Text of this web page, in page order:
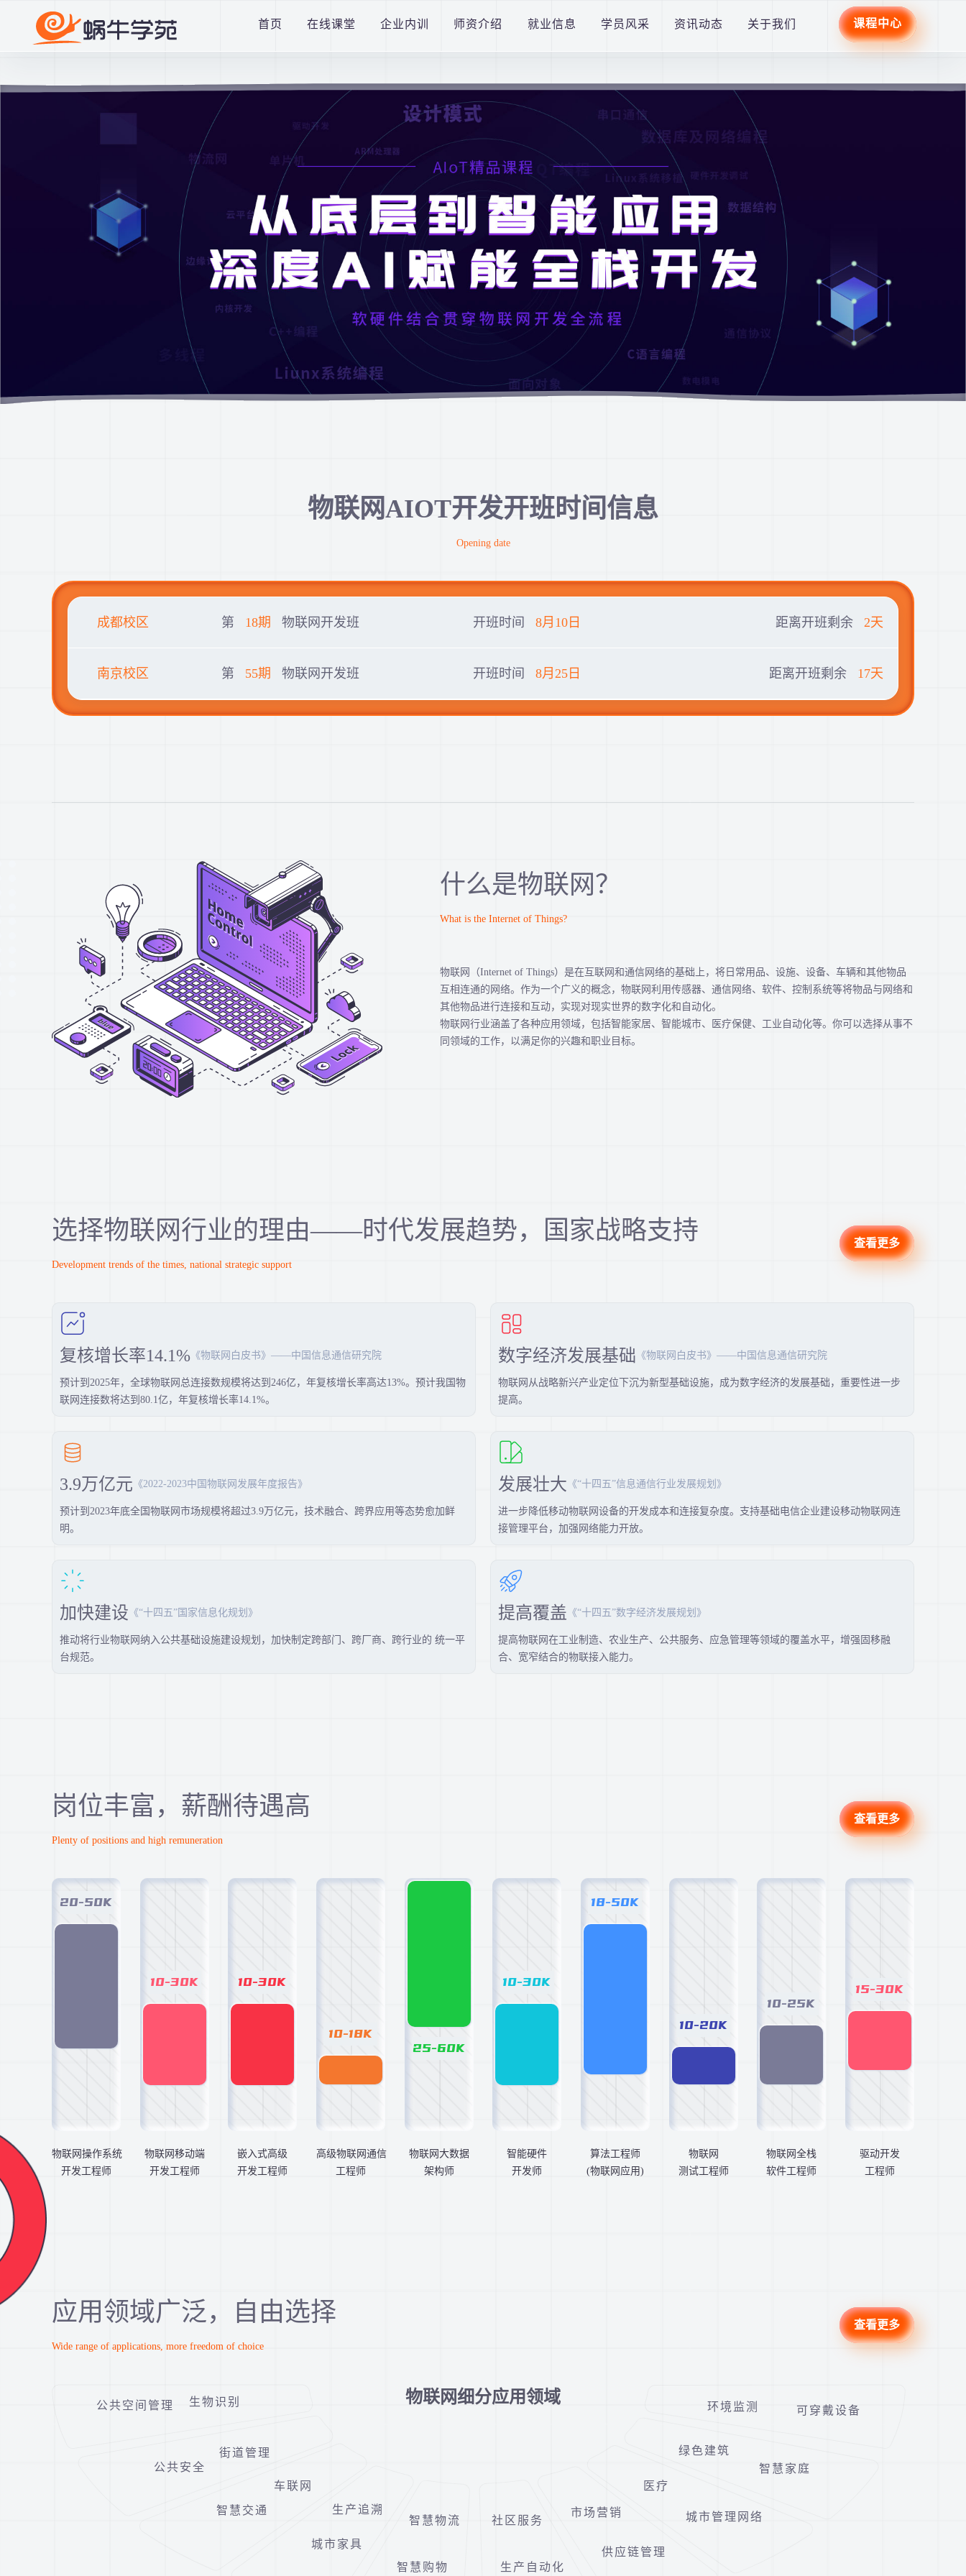
尊敬的学员：近期有不法分子冒用“蜗牛学苑”名义骚扰用户。我司声明：每位学员仅一位专属老师对接，绝不泄露信息。请认准官网（www.woniuxy.cn）及客服电话
课程中心
关于我们
资讯动态
学员风采
就业信息
师资介绍
企业内训
在线课堂
首页
物联网AIOT开发开班时间信息
Opening date
成都校区 第 18期 物联网开发班 开班时间 8月10日 距离开班剩余 2天
南京校区 第 55期 物联网开发班 开班时间 8月25日 距离开班剩余 17天
什么是物联网？
What is the Internet of Things?
物联网（Internet of Things）是在互联网和通信网络的基础上，将日常用品、设施、设备、车辆和其他物品
互相连通的网络。作为一个广义的概念，物联网利用传感器、通信网络、软件、控制系统等将物品与网络和
其他物品进行连接和互动，实现对现实世界的数字化和自动化。
物联网行业涵盖了各种应用领域，包括智能家居、智能城市、医疗保健、工业自动化等。你可以选择从事不
同领域的工作，以满足你的兴趣和职业目标。
选择物联网行业的理由——时代发展趋势，国家战略支持
Development trends of the times, national strategic support
查看更多
复核增长率14.1% 《物联网白皮书》——中国信息通信研究院
预计到2025年，全球物联网总连接数规模将达到246亿，年复核增长率高达13%。预计我国物
联网连接数将达到80.1亿，年复核增长率14.1%。
数字经济发展基础 《物联网白皮书》——中国信息通信研究院
物联网从战略新兴产业定位下沉为新型基础设施，成为数字经济的发展基础，重要性进一步
提高。
3.9万亿元 《2022-2023中国物联网发展年度报告》
预计到2023年底全国物联网市场规模将超过3.9万亿元，技术融合、跨界应用等态势愈加鲜
明。
发展壮大 《“十四五”信息通信行业发展规划》
进一步降低移动物联网设备的开发成本和连接复杂度。支持基础电信企业建设移动物联网连
接管理平台，加强网络能力开放。
加快建设 《“十四五”国家信息化规划》
推动将行业物联网纳入公共基础设施建设规划，加快制定跨部门、跨厂商、跨行业的 统一平
台规范。
提高覆盖 《“十四五”数字经济发展规划》
提高物联网在工业制造、农业生产、公共服务、应急管理等领域的覆盖水平，增强固移融
合、宽窄结合的物联接入能力。
岗位丰富，薪酬待遇高
Plenty of positions and high remuneration
查看更多
20-50K
物联网操作系统
开发工程师
10-30K
物联网移动端
开发工程师
10-30K
嵌入式高级
开发工程师
10-18K
高级物联网通信
工程师
25-60K
物联网大数据
架构师
10-30K
智能硬件
开发师
18-50K
算法工程师
(物联网应用)
10-20K
物联网
测试工程师
10-25K
物联网全栈
软件工程师
15-30K
驱动开发
工程师
应用领域广泛，自由选择
Wide range of applications, more freedom of choice
查看更多
物联网细分应用领域
公共空间管理 生物识别
公共安全
街道管理
智慧交通
车联网
城市家具
生产追溯
智慧购物
智慧物流
生产自动化
社区服务
供应链管理
市场营销 城市管理网络
医疗
智慧家庭
绿色建筑
可穿戴设备
环境监测